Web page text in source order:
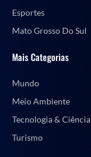
Esportes
Mato Grosso Do Sul
Mais Categorias
Mundo
Meio Ambiente
Tecnologia & Ciência
Turismo